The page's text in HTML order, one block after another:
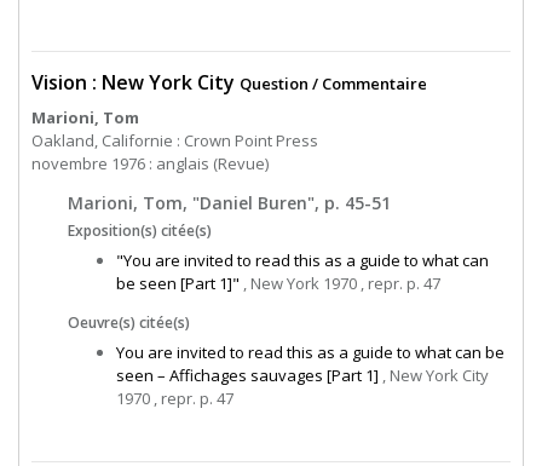
Vision : New York City Question / Commentaire
Marioni, Tom
Oakland, Californie : Crown Point Press
novembre 1976 : anglais (Revue)
Marioni, Tom, "Daniel Buren", p. 45-51
Exposition(s) citée(s)
"You are invited to read this as a guide to what can
be seen [Part 1]" , New York 1970 , repr. p. 47
Oeuvre(s) citée(s)
You are invited to read this as a guide to what can be
seen – Affichages sauvages [Part 1] , New York City
1970 , repr. p. 47